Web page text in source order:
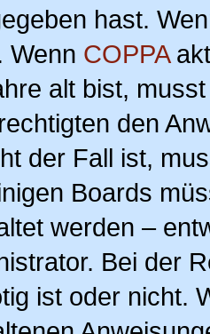
hast.
Wenn COPPA
alt bist,
den
der Fall ist,
Boards
werden –
Bei der
ist oder nicht.